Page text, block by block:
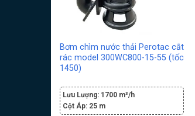
Bơm chìm nước thải Perotac cắt
rác model 300WC800-15-55 (tốc
1450)
Lưu Lượng: 1700 m³/h
Cột Áp: 25 m